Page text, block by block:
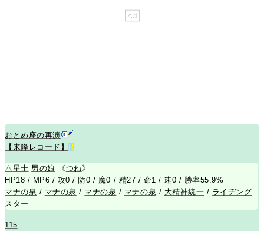
おとめ座の再演
【来降レコード】
R
△星士 男の娘 《つね》
HP18 / MP6 / 攻0 / 防0 / 魔0 / 精27 / 命1 / 速0 / 勝率55.9%
マナの泉 / マナの泉 / マナの泉 / マナの泉 / 大精神統一 / ライヂング
スター
115